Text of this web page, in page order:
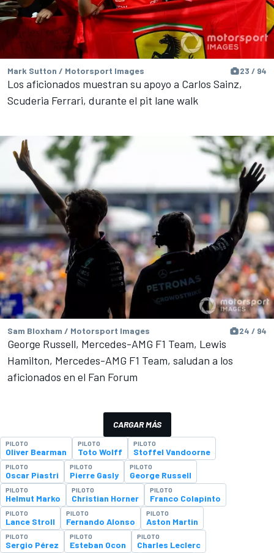
Mark Sutton / Motorsport Images 23 / 94
Los aficionados muestran su apoyo a Carlos Sainz,
Scuderia Ferrari, durante el pit lane walk
Sam Bloxham / Motorsport Images 24 / 94
George Russell, Mercedes-AMG F1 Team, Lewis
Hamilton, Mercedes-AMG F1 Team, saludan a los
aficionados en el Fan Forum
CARGAR MÁS
PILOTO
Oliver Bearman
PILOTO
Toto Wolff
PILOTO
Stoffel Vandoorne
PILOTO
Oscar Piastri
PILOTO
Pierre Gasly
PILOTO
George Russell
PILOTO
Helmut Marko
PILOTO
Christian Horner
PILOTO
Franco Colapinto
PILOTO
Lance Stroll
PILOTO
Fernando Alonso
PILOTO
Aston Martin
PILOTO
Sergio Pérez
PILOTO
Esteban Ocon
PILOTO
Charles Leclerc